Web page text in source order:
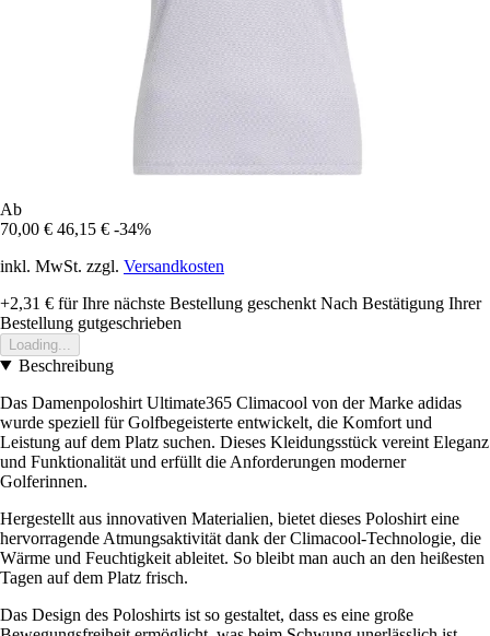
Ab
70,00 € 46,15 € -34%
inkl. MwSt. zzgl. Versandkosten
+2,31 € für Ihre nächste Bestellung geschenkt Nach Bestätigung Ihrer
Bestellung gutgeschrieben
Loading...
Beschreibung
Das Damenpoloshirt Ultimate365 Climacool von der Marke adidas
wurde speziell für Golfbegeisterte entwickelt, die Komfort und
Leistung auf dem Platz suchen. Dieses Kleidungsstück vereint Eleganz
und Funktionalität und erfüllt die Anforderungen moderner
Golferinnen.
Hergestellt aus innovativen Materialien, bietet dieses Poloshirt eine
hervorragende Atmungsaktivität dank der Climacool-Technologie, die
Wärme und Feuchtigkeit ableitet. So bleibt man auch an den heißesten
Tagen auf dem Platz frisch.
Das Design des Poloshirts ist so gestaltet, dass es eine große